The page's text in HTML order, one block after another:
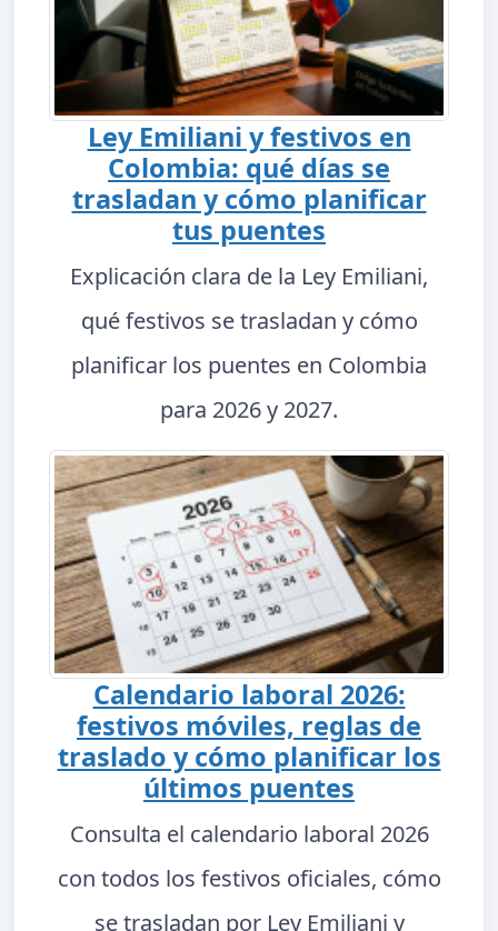
Ley Emiliani y festivos en
Colombia: qué días se
trasladan y cómo planificar
tus puentes
Explicación clara de la Ley Emiliani,
qué festivos se trasladan y cómo
planificar los puentes en Colombia
para 2026 y 2027.
Calendario laboral 2026:
festivos móviles, reglas de
traslado y cómo planificar los
últimos puentes
Consulta el calendario laboral 2026
con todos los festivos oficiales, cómo
se trasladan por Ley Emiliani y